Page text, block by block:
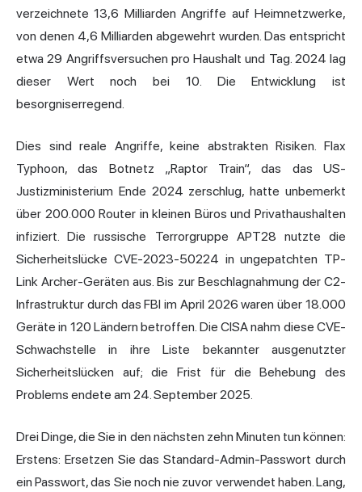
verzeichnete 13,6 Milliarden Angriffe auf Heimnetzwerke,
von denen 4,6 Milliarden abgewehrt wurden. Das entspricht
etwa 29 Angriffsversuchen pro Haushalt und Tag. 2024 lag
dieser Wert noch bei 10. Die Entwicklung ist
besorgniserregend.
Dies sind reale Angriffe, keine abstrakten Risiken. Flax
Typhoon, das Botnetz „Raptor Train“, das das US-
Justizministerium Ende 2024 zerschlug, hatte unbemerkt
über 200.000 Router in kleinen Büros und Privathaushalten
infiziert. Die russische Terrorgruppe APT28 nutzte die
Sicherheitslücke CVE-2023-50224 in ungepatchten TP-
Link Archer-Geräten aus. Bis zur Beschlagnahmung der C2-
Infrastruktur durch das FBI im April 2026 waren über 18.000
Geräte in 120 Ländern betroffen. Die CISA nahm diese CVE-
Schwachstelle in ihre Liste bekannter ausgenutzter
Sicherheitslücken auf; die Frist für die Behebung des
Problems endete am 24. September 2025.
Drei Dinge, die Sie in den nächsten zehn Minuten tun können:
Erstens: Ersetzen Sie das Standard-Admin-Passwort durch
ein Passwort, das Sie noch nie zuvor verwendet haben. Lang,